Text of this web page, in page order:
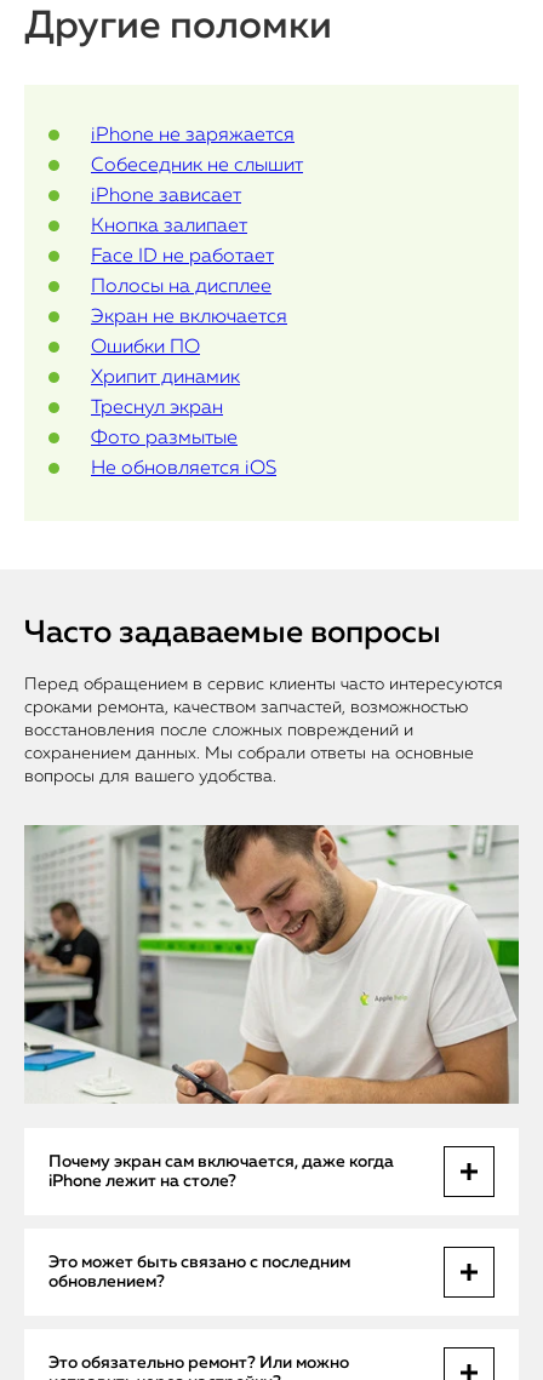
iMac
О нас
Контакты
Статьи
Другие поломки
iPhone не заряжается
Собеседник не слышит
iPhone зависает
Кнопка залипает
Face ID не работает
Полосы на дисплее
Экран не включается
Ошибки ПО
Хрипит динамик
Треснул экран
Фото размытые
Не обновляется iOS
Часто задаваемые вопросы
Перед обращением в сервис клиенты часто интересуются
сроками ремонта, качеством запчастей, возможностью
восстановления после сложных повреждений и
сохранением данных. Мы собрали ответы на основные
вопросы для вашего удобства.
Почему экран сам включается, даже когда
iPhone лежит на столе?
Скорее всего, неисправен датчик приближения или света.
Также возможно, что поврежден шлейф дисплея или есть
Это может быть связано с последним
обновлением?
Да, бывают случаи, когда после OTA-обновлений iPhone
начинает вести себя некорректно. Особенно, если
Это обязательно ремонт? Или можно